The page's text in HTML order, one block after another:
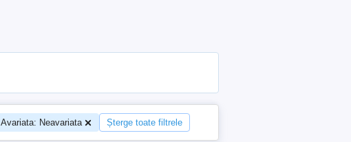
Avariata: Neavariata Șterge toate filtrele